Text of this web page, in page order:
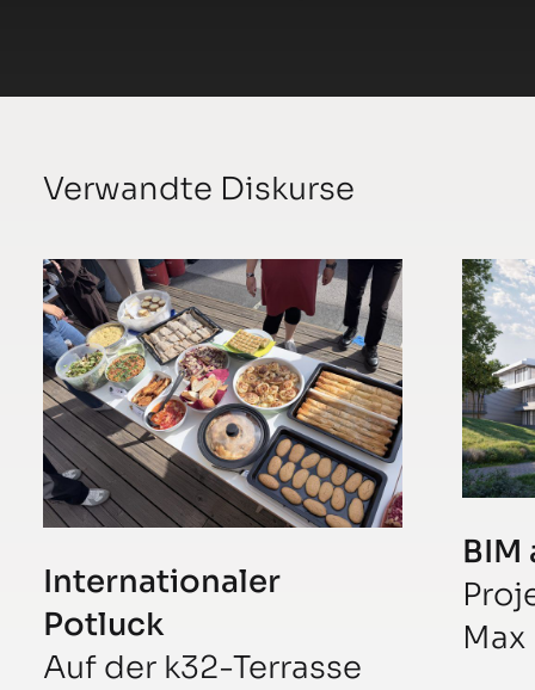
Verwandte Diskurse
Internationaler
Potluck
Auf der k32-Terrasse
BIM